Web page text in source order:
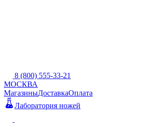
8 (800) 555-33-21
МОСКВА
МагазиныДоставкаОплата
Лаборатория ножей